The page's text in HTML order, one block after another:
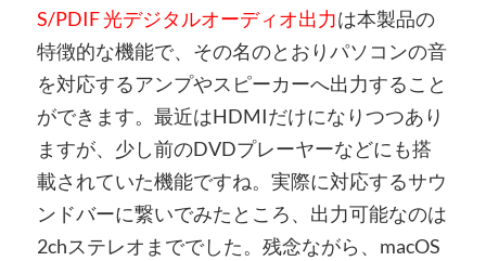
S/PDIF 光デジタルオーディオ出力は本製品の
特徴的な機能で、その名のとおりパソコンの音
を対応するアンプやスピーカーへ出力すること
ができます。最近はHDMIだけになりつつあり
ますが、少し前のDVDプレーヤーなどにも搭
載されていた機能ですね。実際に対応するサウ
ンドバーに繋いでみたところ、出力可能なのは
2chステレオまででした。残念ながら、macOS